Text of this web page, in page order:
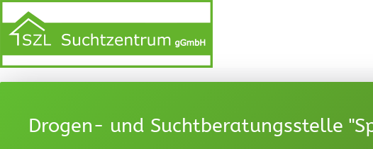
Drogen- und Suchtberatungsstelle